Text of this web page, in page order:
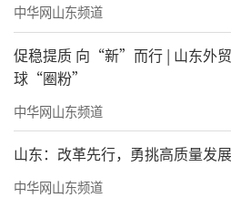
▲五大业务板块全业态
用物联科技赋能商业
商写、产业园区等城市空
峰驾车出入拥堵等问题，
中华网山东频道
促稳提质 向“新”而行 | 山东外
球“圈粉”
中华网山东频道
山东：改革先行，勇挑高质量发
中华网山东频道